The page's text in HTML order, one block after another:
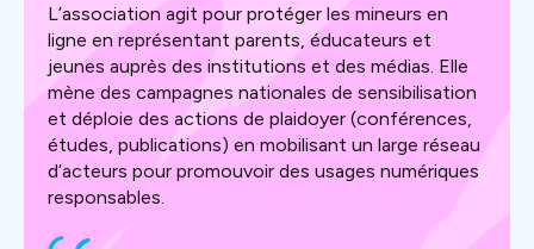
L’association agit pour protéger les mineurs en
ligne en représentant parents, éducateurs et
jeunes auprès des institutions et des médias. Elle
mène des campagnes nationales de sensibilisation
et déploie des actions de plaidoyer (conférences,
études, publications) en mobilisant un large réseau
d’acteurs pour promouvoir des usages numériques
responsables.